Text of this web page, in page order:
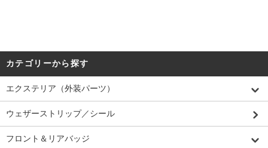
カテゴリーから探す
エクステリア（外装パーツ）
ウェザーストリップ／シール
フロント＆リアバッジ